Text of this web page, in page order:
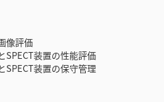
像評価
装置の性能評価
装置の保守管理